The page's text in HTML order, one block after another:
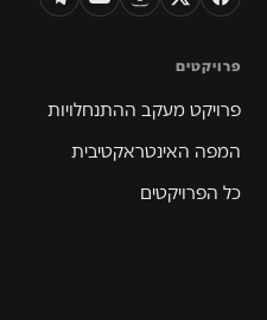
פרויקטים
פרויקט מעקב ההתנחלויות
המפה האינטראקטיבית
כל הפרויקטים